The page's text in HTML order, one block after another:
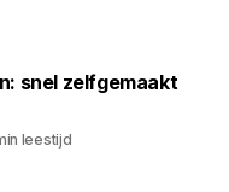
snel zelfgemaakt
leestijd